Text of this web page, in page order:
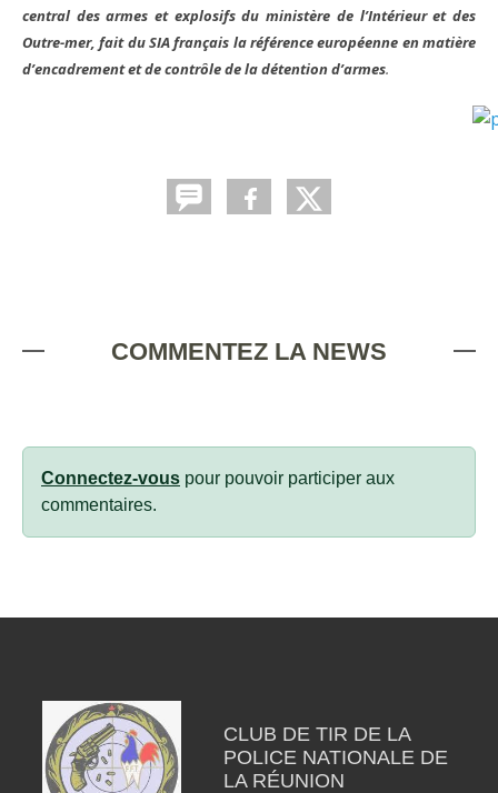
central des armes et explosifs du ministère de l’Intérieur et des
Outre-mer, fait du SIA français la référence européenne en matière
d’encadrement et de contrôle de la détention d’armes.
COMMENTEZ LA NEWS
Connectez-vous pour pouvoir participer aux
commentaires.
CLUB DE TIR DE LA
POLICE NATIONALE DE
LA RÉUNION